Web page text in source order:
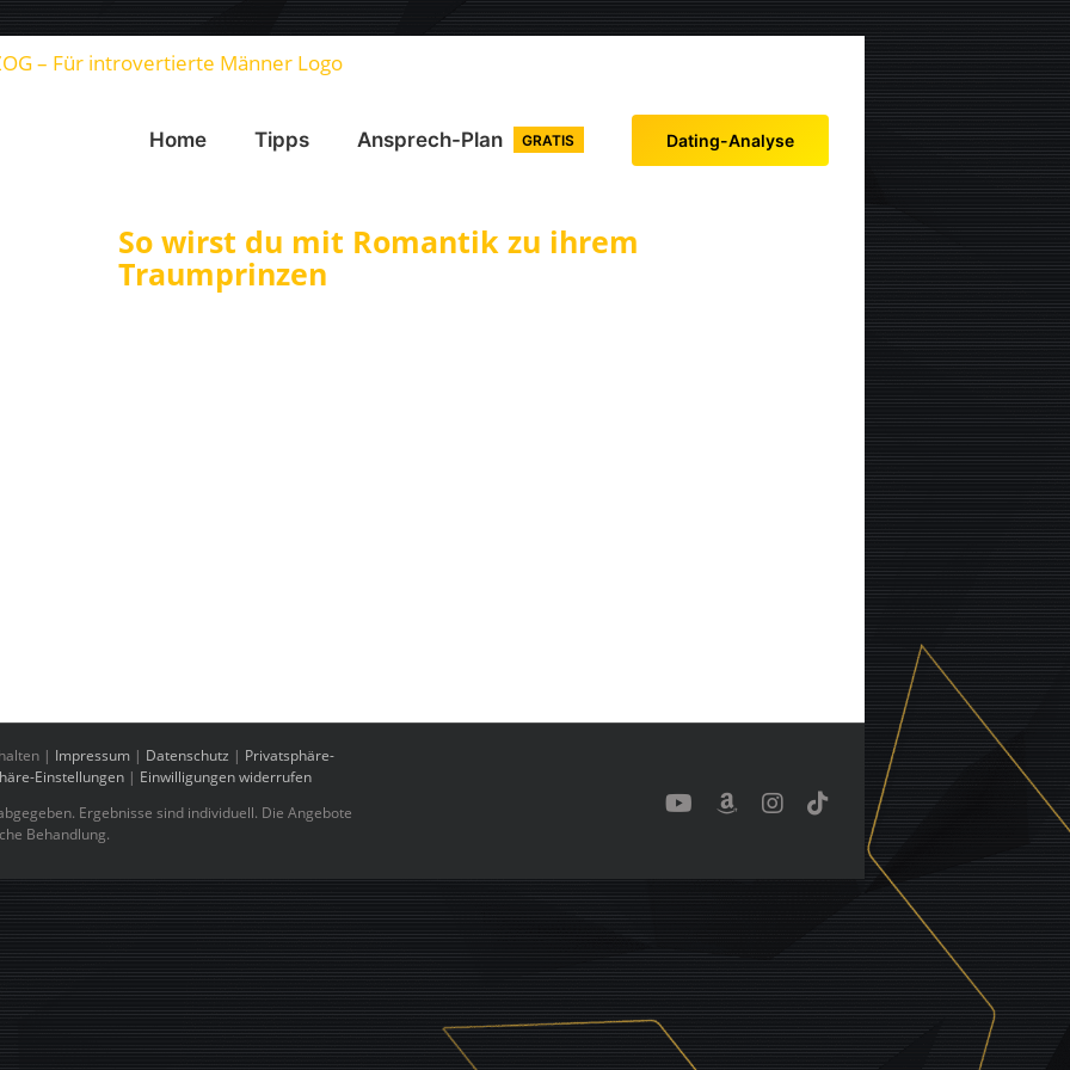
Home Tipps Ansprech-Plan GRATIS Dating-Analyse
So wirst du mit Romantik zu ihrem
Traumprinzen
| Impressum | Datenschutz | Privatsphäre-
Einstellungen | Einwilligungen widerrufen
Ergebnisse sind individuell. Die Angebote
Behandlung.
YouTubeBenutzerdefiniert
Instagram
Tiktok